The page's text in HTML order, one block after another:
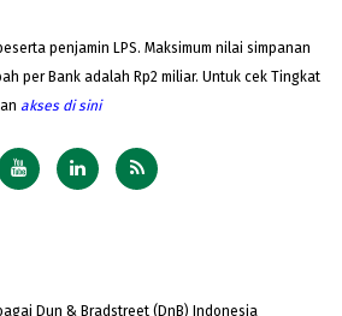
penjamin LPS. Maksimum nilai simpanan
per Bank adalah Rp2 miliar. Untuk cek Tingkat
akses di sini
Dun & Bradstreet (DnB) Indonesia